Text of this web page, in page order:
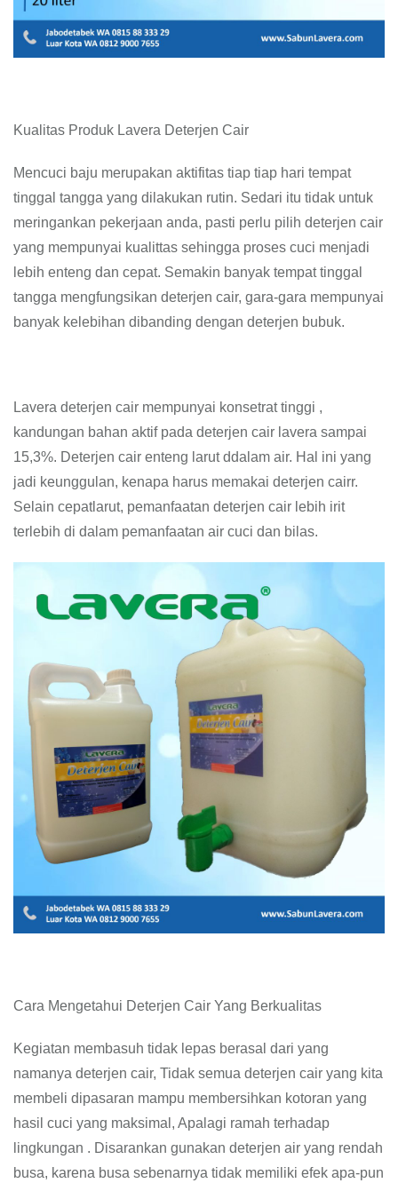
Kualitas Produk Lavera Deterjen Cair
Mencuci baju merupakan aktifitas tiap tiap hari tempat
tinggal tangga yang dilakukan rutin. Sedari itu tidak untuk
meringankan pekerjaan anda, pasti perlu pilih deterjen cair
yang mempunyai kualittas sehingga proses cuci menjadi
lebih enteng dan cepat. Semakin banyak tempat tinggal
tangga mengfungsikan deterjen cair, gara-gara mempunyai
banyak kelebihan dibanding dengan deterjen bubuk.
Lavera deterjen cair mempunyai konsetrat tinggi ,
kandungan bahan aktif pada deterjen cair lavera sampai
15,3%. Deterjen cair enteng larut ddalam air. Hal ini yang
jadi keunggulan, kenapa harus memakai deterjen cairr.
Selain cepatlarut, pemanfaatan deterjen cair lebih irit
terlebih di dalam pemanfaatan air cuci dan bilas.
Cara Mengetahui Deterjen Cair Yang Berkualitas
Kegiatan membasuh tidak lepas berasal dari yang
namanya deterjen cair, Tidak semua deterjen cair yang kita
membeli dipasaran mampu membersihkan kotoran yang
hasil cuci yang maksimal, Apalagi ramah terhadap
lingkungan . Disarankan gunakan deterjen air yang rendah
busa, karena busa sebenarnya tidak memiliki efek apa-pun